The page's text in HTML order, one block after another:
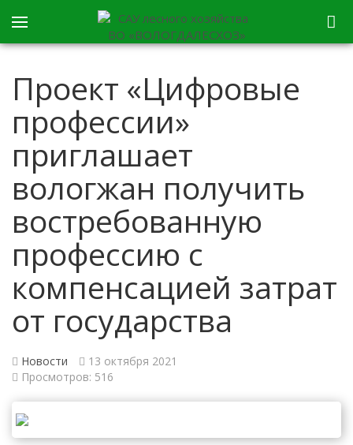
Проект «Цифровые
профессии»
приглашает
вологжан получить
востребованную
профессию с
компенсацией затрат
от государства
Новости
13 октября 2021
Просмотров: 516